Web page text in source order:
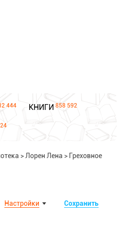
444 КНИГИ 858 592
24
> Лорен Лена > Греховное
Сохранить
Настройки